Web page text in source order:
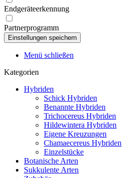
Endgeräteerkennung
Partnerprogramm
Menü schließen
Kategorien
Hybriden
Schick Hybriden
Benannte Hybriden
Trichocereus Hybriden
Hildewintera Hybriden
Eigene Kreuzungen
Chamaecereus Hybriden
Einzelstücke
Botanische Arten
Sukkulente Arten